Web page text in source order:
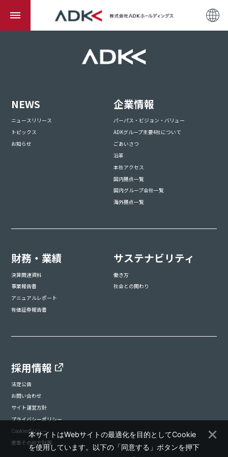
NEWS
ニュースリリース
トピックス
お知らせ
企業情報
パーパス・ビジョン・バリュー
ADKグループ主要4社について
ごあいさつ
沿革
本社アクセス
国内拠点一覧
国内グループ会社一覧
海外拠点一覧
財務・業績
決算関連資料
事業報告書
アニュアルレポート
有価証券報告書
サステナビリティ
働き方
社会との関わり
採用情報
法定公告
お問い合わせ
サイト運営方針
プライバシーポリシー
Cookieポリシー
憲章その他方針等
本サイトはWebサイトの最適化を目的としてCookie
を使用しています。以下の「同意する」ボタンを押下